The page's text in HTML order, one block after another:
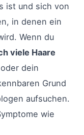
ist und sich von
in denen ein
Wenn du
viele Haare
dein
Grund
aufsuchen.
wie